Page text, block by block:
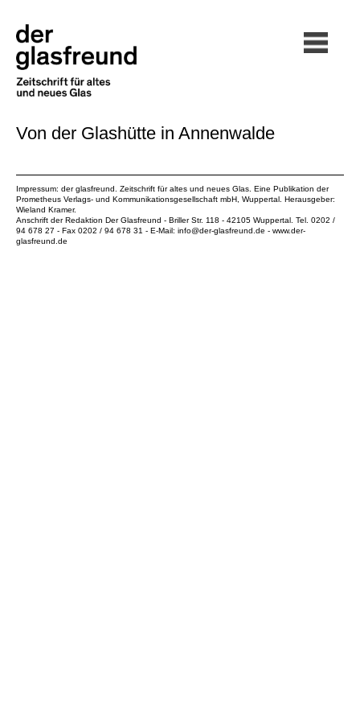
Von der Glashütte in Annenwalde
Impressum: der glasfreund. Zeitschrift für altes und neues Glas. Eine Publikation der
Prometheus Verlags- und Kommunikationsgesellschaft mbH , Wuppertal. Herausgeber:
Wieland Kramer.
Anschrift der Redaktion Der Glasfreund - Briller Str. 118 - 42105 Wuppertal. Tel. 0202 /
94 678 27 - Fax 0202 / 94 678 31 - E-Mail: info@der-glasfreund.de - www.der-
glasfreund.de